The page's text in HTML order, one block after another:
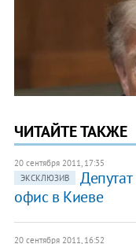
ЧИТАЙТЕ ТАКЖЕ
20 сентября 2011, 17:35
ЭКСКЛЮЗИВ
офис в Киеве
20 сентября 2011, 16:52